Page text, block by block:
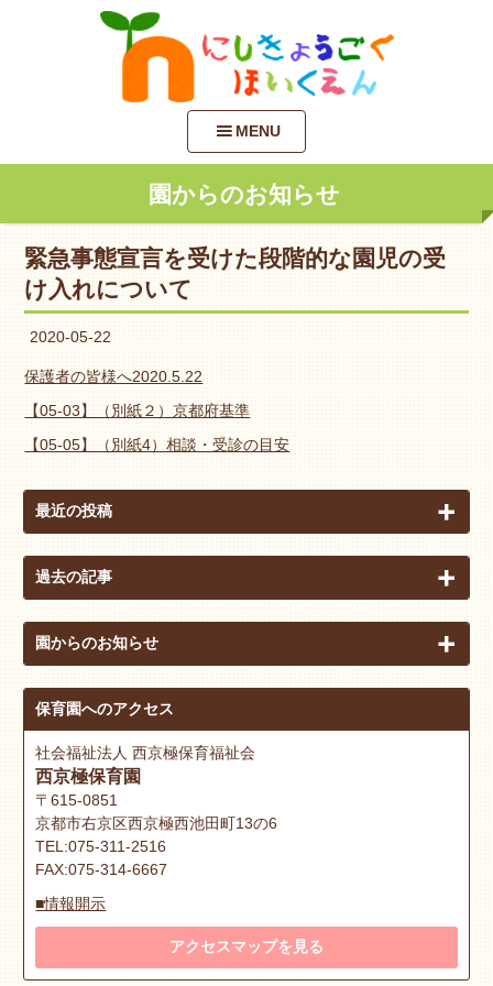
MENU
園からのお知らせ
緊急事態宣言を受けた段階的な園児の受
け入れについて
2020-05-22
保護者の皆様へ2020.5.22
【05-03】（別紙２）京都府基準
【05-05】（別紙4）相談・受診の目安
最近の投稿
過去の記事
園からのお知らせ
保育園へのアクセス
社会福祉法人 西京極保育福祉会
西京極保育園
〒615-0851
京都市右京区西京極西池田町13の6
TEL:075-311-2516
FAX:075-314-6667
■情報開示
アクセスマップを見る